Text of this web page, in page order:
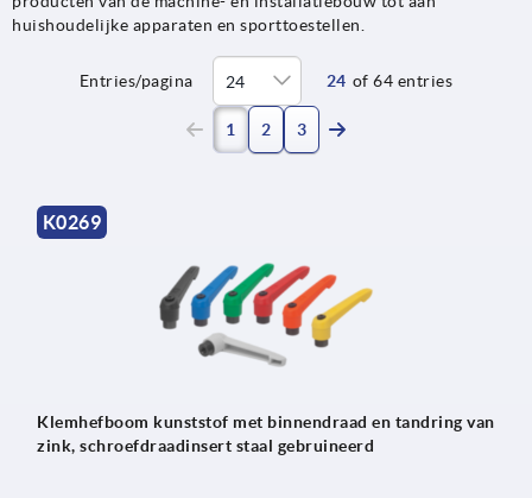
huishoudelijke apparaten en sporttoestellen.
Entries/pagina 24 of 64 entries
1 (current)
2 3
K0269
Klemhefboom kunststof met binnendraad en tandring van
zink, schroefdraadinsert staal gebruineerd